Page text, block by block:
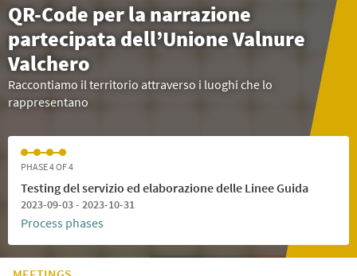
QR-Code per la narrazione
partecipata dell’Unione Valnure
Valchero
Raccontiamo il territorio attraverso i luoghi che lo
rappresentano
PHASE 4 OF 4
Testing del servizio ed elaborazione delle Linee Guida
2023-09-03 - 2023-10-31
Process phases